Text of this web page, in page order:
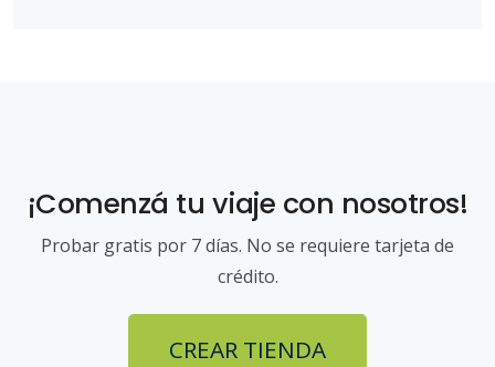
¡Comenzá tu viaje con nosotros!
Probar gratis por 7 días. No se requiere tarjeta de
crédito.
CREAR TIENDA